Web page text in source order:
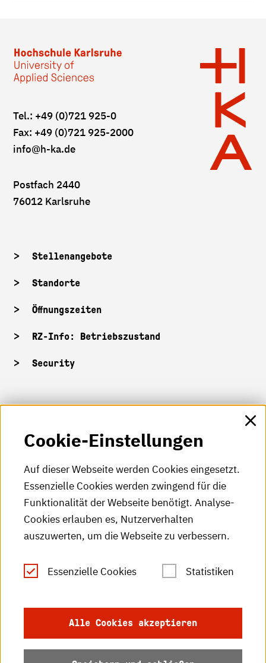
Tel.: +49 (0)721 925-0
Fax: +49 (0)721 925-2000
info@h-ka.de
Postfach 2440
76012 Karlsruhe
Stellenangebote
Standorte
Öffnungszeiten
RZ-Info: Betriebszustand
Security
HKA-Shop
HKA-Videos
HKA-Podcast
HKA-Publikationen
RSS-Feed
Leichte Sprache
Datenschutz
Cookie-Einstellungen
Auf dieser Webseite werden Cookies eingesetzt.
Essenzielle Cookies werden zwingend für die
Funktionalität der Webseite benötigt. Analyse-
Cookies erlauben es, Nutzerverhalten
auszuwerten, um die Webseite zu verbessern.
Essenzielle Cookies Statistiken
Alle Cookies akzeptieren